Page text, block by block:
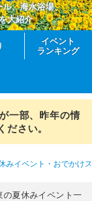
、海水浴場、
大紹介
イベント
ランキング
一部、昨年の情
さい。
みイベント・おでかけ
夏休みイベント一